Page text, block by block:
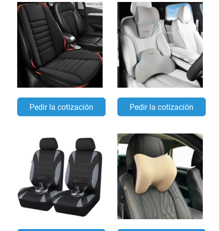
Pedir la cotización Pedir la cotización